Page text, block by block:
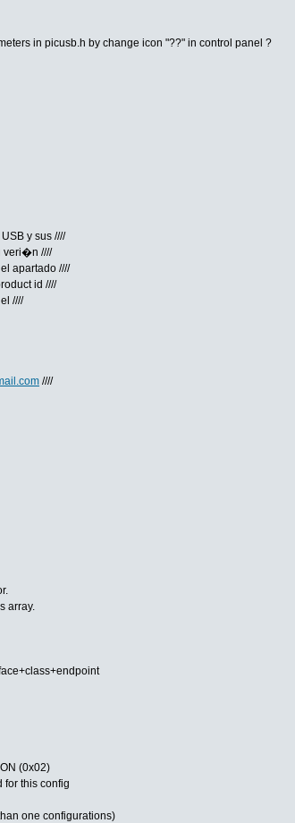
in picusb.h by change icon "??" in control panel ?
y sus ////
veri�n ////
apartado ////
id ////
////
////
array.
(0x02)
for this config
one configurations)